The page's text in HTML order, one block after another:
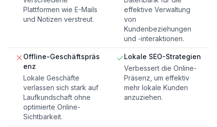
Plattformen wie E-Mails
und Notizen verstreut.
effektive Verwaltung
von
Kundenbeziehungen
und -interaktionen.
Offline-Geschäftspräs
enz
Lokale Geschäfte
verlassen sich stark auf
Laufkundschaft ohne
optimierte Online-
Sichtbarkeit.
Lokale SEO-Strategien
Verbessert die Online-
Präsenz, um effektiv
mehr lokale Kunden
anzuziehen.